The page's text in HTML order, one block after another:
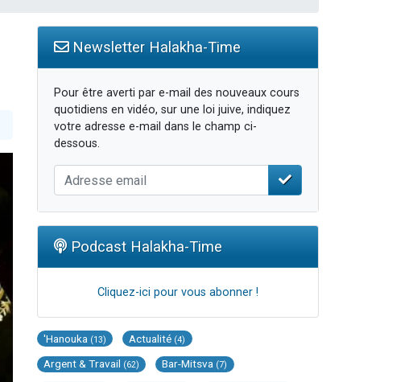
Newsletter Halakha-Time
Pour être averti par e-mail des nouveaux cours
quotidiens en vidéo, sur une loi juive, indiquez
votre adresse e-mail dans le champ ci-
dessous.
Podcast Halakha-Time
Cliquez-ici pour vous abonner !
'Hanouka (13) Actualité (4)
Argent & Travail (62) Bar-Mitsva (7)